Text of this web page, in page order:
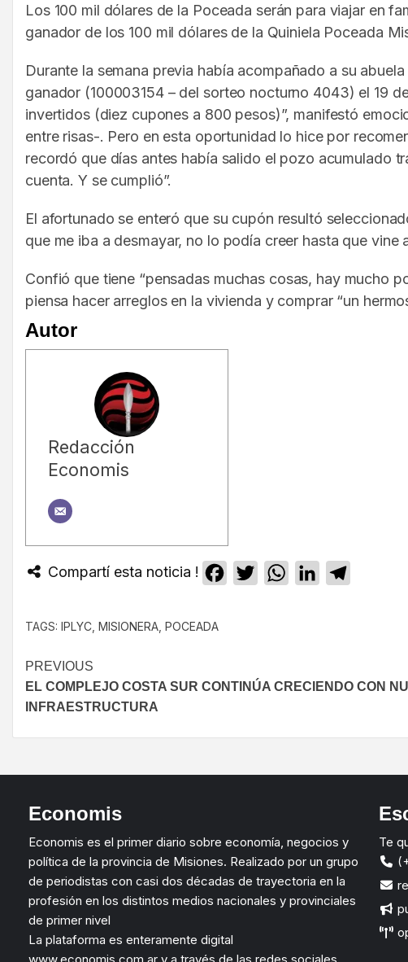
Los 100 mil dólares de la Poceada serán para viajar en
ganador de los 100 mil dólares de la Quiniela Poceada
Durante la semana previa había acompañado a su
ganador (100003154 – del sorteo nocturno 4043) el 19
invertidos (diez cupones a 800 pesos)”, manifestó
entre risas-. Pero en esta oportunidad lo hice por
recordó que días antes había salido el pozo acumulado
cuenta. Y se cumplió”.
El afortunado se enteró que su cupón resultó
que me iba a desmayar, no lo podía creer hasta que vine
Confió que tiene “pensadas muchas cosas, hay mucho
piensa hacer arreglos en la vivienda y comprar “un
Autor
Redacción
Economis
Compartí esta noticia ! Facebook
TwitterWhatsApp
LinkedIn
TAGS: IPLYC MISIONERA POCEADA
PREVIOUS
EL COMPLEJO COSTA SUR CONTINÚA CRECIENDO CON
INFRAESTRUCTURA
Economis
Economis es el primer diario sobre economía, negocios y
política de la provincia de Misiones. Realizado por un grupo
de periodistas con casi dos décadas de trayectoria en la
profesión en los distintos medios nacionales y provinciales
de primer nivel
La plataforma es enteramente digital
www.economis.com.ar y a través de las redes sociales.
Te